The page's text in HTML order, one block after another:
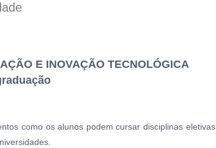
E INOVAÇÃO TECNOLÓGICA
como os alunos podem cursar disciplinas eletivas